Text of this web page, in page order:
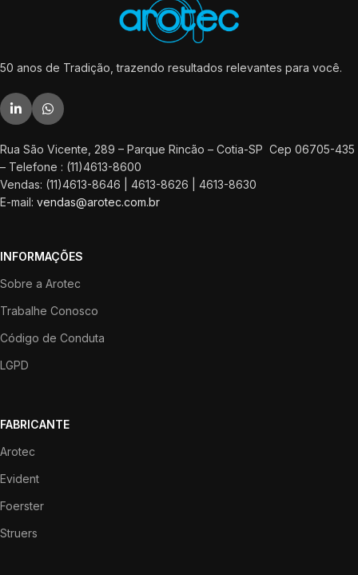
50 anos de Tradição, trazendo resultados relevantes para você.
Rua São Vicente, 289 – Parque Rincão – Cotia-SP Cep 06705-435
– Telefone : (11)4613-8600
Vendas: (11)4613-8646 | 4613-8626 | 4613-8630
E-mail: vendas@arotec.com.br
INFORMAÇÕES
Sobre a Arotec
Trabalhe Conosco
Código de Conduta
LGPD
FABRICANTE
Arotec
Evident
Foerster
Struers